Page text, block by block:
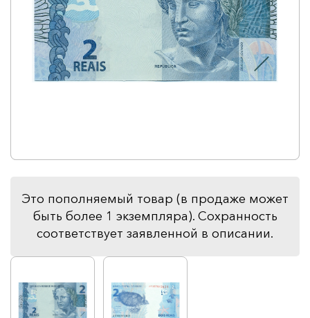
Это пополняемый товар (в продаже может
быть более 1 экземпляра). Сохранность
соответствует заявленной в описании.